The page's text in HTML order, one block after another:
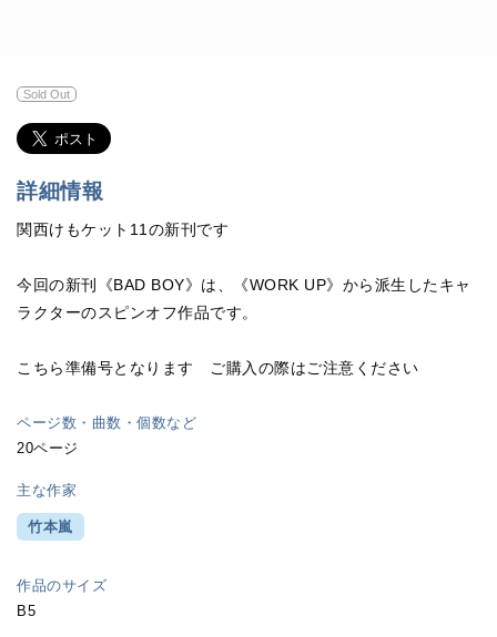
Sold Out
詳細情報
関西けもケット11の新刊です
今回の新刊《BAD BOY》は、《WORK UP》から派生したキャ
ラクターのスピンオフ作品です。
こちら準備号となります ご購入の際はご注意ください
ページ数・曲数・個数など
20ページ
主な作家
竹本嵐
作品のサイズ
B5